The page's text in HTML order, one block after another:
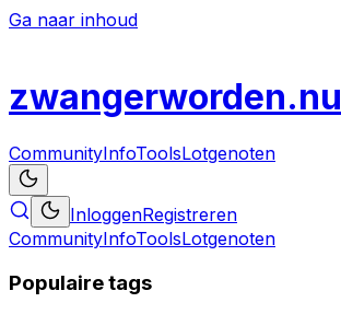
Ga naar inhoud
zwangerworden.nu
CommunityInfoToolsLotgenoten
InloggenRegistreren
CommunityInfoToolsLotgenoten
Populaire tags